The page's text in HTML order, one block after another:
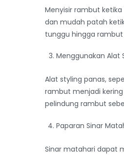
Menyisir rambut
dan mudah patah
tunggu hingga rambut
Menggunakan Alat
Alat styling panas,
rambut menjadi
pelindung rambut
Paparan Sinar
Sinar matahari dapat